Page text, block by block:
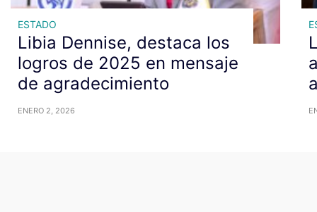
ESTADO
Libia Dennise, destaca los
logros de 2025 en mensaje
de agradecimiento
ENERO 2, 2026